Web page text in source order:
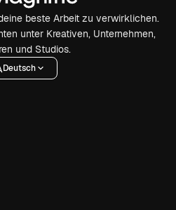
beste Arbeit zu verwirklichen.
unter Kreativen, Unternehmen,
und Studios.
Deutsch